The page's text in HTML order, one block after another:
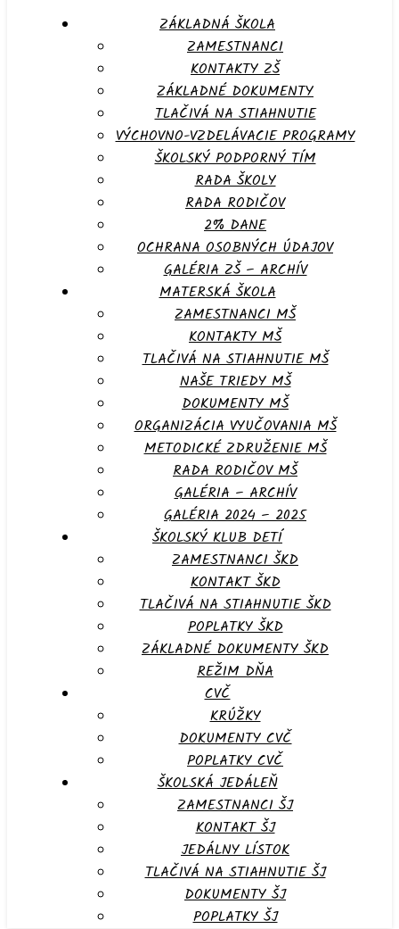
ZÁKLADNÁ ŠKOLA
ZAMESTNANCI
KONTAKTY ZŠ
ZÁKLADNÉ DOKUMENTY
TLAČIVÁ NA STIAHNUTIE
VÝCHOVNO-VZDELÁVACIE PROGRAMY
ŠKOLSKÝ PODPORNÝ TÍM
RADA ŠKOLY
RADA RODIČOV
2% DANE
OCHRANA OSOBNÝCH ÚDAJOV
GALÉRIA ZŠ – ARCHÍV
MATERSKÁ ŠKOLA
ZAMESTNANCI MŠ
KONTAKTY MŠ
TLAČIVÁ NA STIAHNUTIE MŠ
NAŠE TRIEDY MŠ
DOKUMENTY MŠ
ORGANIZÁCIA VYUČOVANIA MŠ
METODICKÉ ZDRUŽENIE MŠ
RADA RODIČOV MŠ
GALÉRIA – ARCHÍV
GALÉRIA 2024 – 2025
ŠKOLSKÝ KLUB DETÍ
ZAMESTNANCI ŠKD
KONTAKT ŠKD
TLAČIVÁ NA STIAHNUTIE ŠKD
POPLATKY ŠKD
ZÁKLADNÉ DOKUMENTY ŠKD
REŽIM DŇA
CVČ
KRÚŽKY
DOKUMENTY CVČ
POPLATKY CVČ
ŠKOLSKÁ JEDÁLEŇ
ZAMESTNANCI ŠJ
KONTAKT ŠJ
JEDÁLNY LÍSTOK
TLAČIVÁ NA STIAHNUTIE ŠJ
DOKUMENTY ŠJ
POPLATKY ŠJ